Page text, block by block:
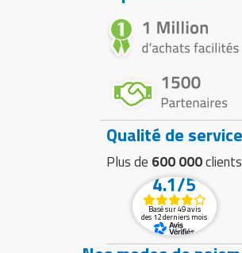
Qualité de service
Plus de 600 000clients
4.1/5
Basé sur 49 avis
des 12 derniers mois